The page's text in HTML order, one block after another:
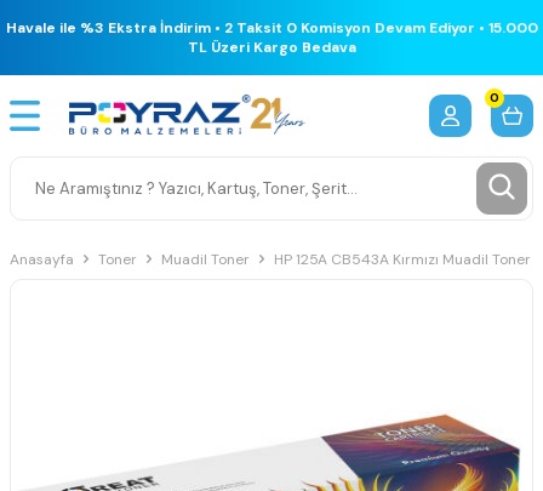
Havale ile %3 Ekstra İndirim • 2 Taksit 0 Komisyon Devam Ediyor • 15.000
TL Üzeri Kargo Bedava
0
Anasayfa Toner Muadil Toner HP 125A CB543A Kırmızı Muadil Toner